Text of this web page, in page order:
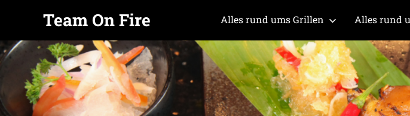
Zum
Inhalt
springen
Team On Fire
COOKING
SINCE
2015
Alles rund ums Grillen Alles rund